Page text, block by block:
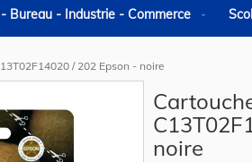
Bureau - Industrie - Commerce
/ 202 Epson - noire
noire